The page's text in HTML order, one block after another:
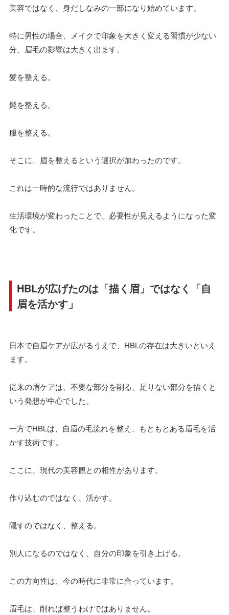
美容ではなく、身だしなみの一部になり始めています。
特に男性の場合、メイクで印象を大きく変える習慣が少ない
分、眉毛の影響は大きく出ます。
髪を整える。
髭を整える。
服を整える。
そこに、眉を整えるという選択が加わったのです。
これは一時的な流行ではありません。
生活環境が変わったことで、必要性が見えるようになった変
化です。
HBLが広げたのは「描く眉」ではなく「自
眉を活かす」
日本で自眉ケアが広がるうえで、HBLの存在は大きいといえ
ます。
従来の眉ケアは、不要な部分を削る、足りない部分を描くと
いう発想が中心でした。
一方でHBLは、自眉の毛流れを整え、もともとある眉毛を活
かす技術です。
ここに、現代の美容観との相性があります。
作り込むのではなく、活かす。
隠すのではなく、整える。
別人になるのではなく、自分の印象を引き上げる。
この方向性は、今の時代に非常に合っています。
眉毛は、削れば整うわけではありません。